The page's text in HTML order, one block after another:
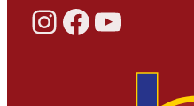
InstagramFacebook YouTube